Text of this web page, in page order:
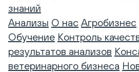
знаний
Анализы О нас Агробизнес
Обучение Контроль
результатов анализов
ветеринарного бизнеса